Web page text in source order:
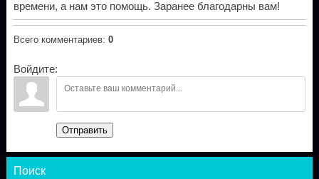
времени, а нам это помощь. Заранее благодарны вам!
Всего комментариев: 0
Войдите:
Отправить
Поиск